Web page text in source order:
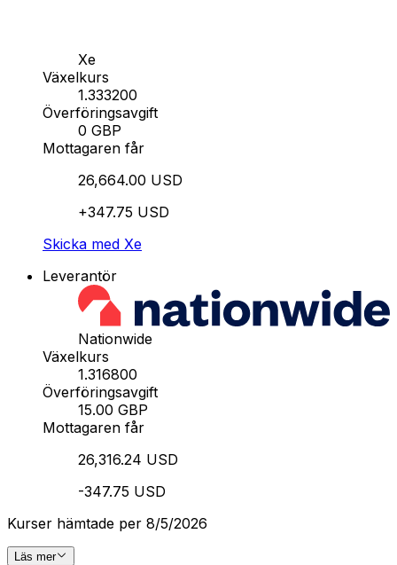
Xe
Växelkurs
1.333200
Överföringsavgift
0 GBP
Mottagaren får
26,664.00 USD
+347.75 USD
Skicka med Xe
Leverantör
Nationwide
Växelkurs
1.316800
Överföringsavgift
15.00 GBP
Mottagaren får
26,316.24 USD
-347.75 USD
Kurser hämtade per 8/5/2026
Läs mer